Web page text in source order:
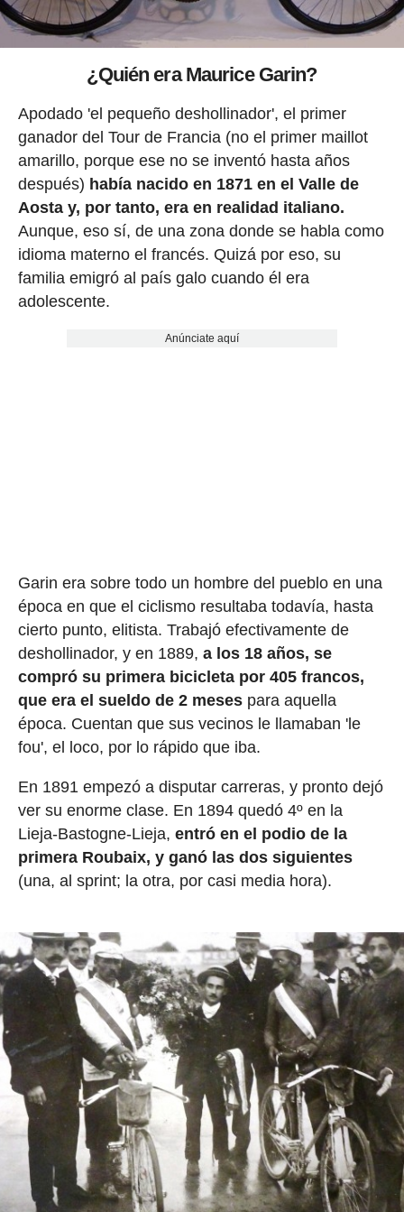
¿Quién era Maurice Garin?
Apodado 'el pequeño deshollinador', el primer
ganador del Tour de Francia (no el primer maillot
amarillo, porque ese no se inventó hasta años
después) había nacido en 1871 en el Valle de
Aosta y, por tanto, era en realidad italiano.
Aunque, eso sí, de una zona donde se habla como
idioma materno el francés. Quizá por eso, su
familia emigró al país galo cuando él era
adolescente.
Anúnciate aquí
Garin era sobre todo un hombre del pueblo en una
época en que el ciclismo resultaba todavía, hasta
cierto punto, elitista. Trabajó efectivamente de
deshollinador, y en 1889, a los 18 años, se
compró su primera bicicleta por 405 francos,
que era el sueldo de 2 mesespara aquella
época. Cuentan que sus vecinos le llamaban 'le
fou', el loco, por lo rápido que iba.
En 1891 empezó a disputar carreras, y pronto dejó
ver su enorme clase. En 1894 quedó 4º en la
Lieja-Bastogne-Lieja, entró en el podio de la
primera Roubaix, y ganó las dos siguientes
(una, al sprint; la otra, por casi media hora).